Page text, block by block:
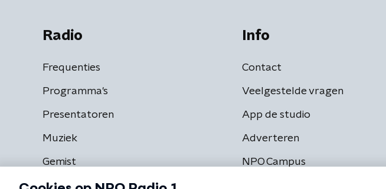
Radio
Frequenties
Programma's
Presentatoren
Muziek
Gemist
Info
Contact
Veelgestelde vragen
App de studio
Adverteren
NPO Campus